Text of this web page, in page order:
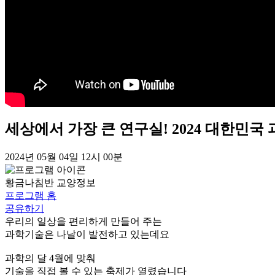
세상에서 가장 큰 연구실! 2024 대한민국
2024년 05월 04일 12시 00분
황금나침반 교양정보
프로그램 홈
공유하기
우리의 일상을 편리하게 만들어 주는
과학기술은 나날이 발전하고 있는데요
과학의 달 4월에 맞춰
기술을 직접 볼 수 있는 축제가 열렸습니다